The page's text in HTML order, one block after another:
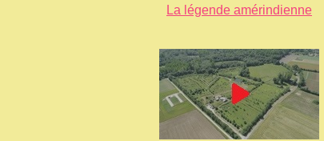
La légende amérindienne